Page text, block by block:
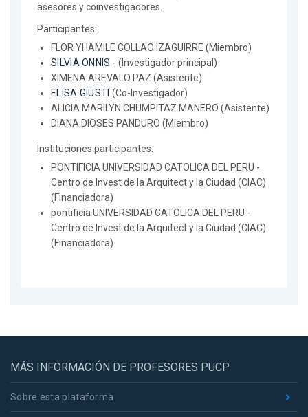
asesores y coinvestigadores.
Participantes:
FLOR YHAMILE COLLAO IZAGUIRRE (Miembro)
SILVIA ONNIS - (Investigador principal)
XIMENA AREVALO PAZ (Asistente)
ELISA GIUSTI (Co-Investigador)
ALICIA MARILYN CHUMPITAZ MANERO (Asistente)
DIANA DIOSES PANDURO (Miembro)
Instituciones participantes:
PONTIFICIA UNIVERSIDAD CATOLICA DEL PERU -
Centro de Invest de la Arquitect y la Ciudad (CIAC)
(Financiadora)
pontificia UNIVERSIDAD CATOLICA DEL PERU -
Centro de Invest de la Arquitect y la Ciudad (CIAC)
(Financiadora)
MÁS INFORMACIÓN DE PROFESORES PUCP
Sobre esta plataforma